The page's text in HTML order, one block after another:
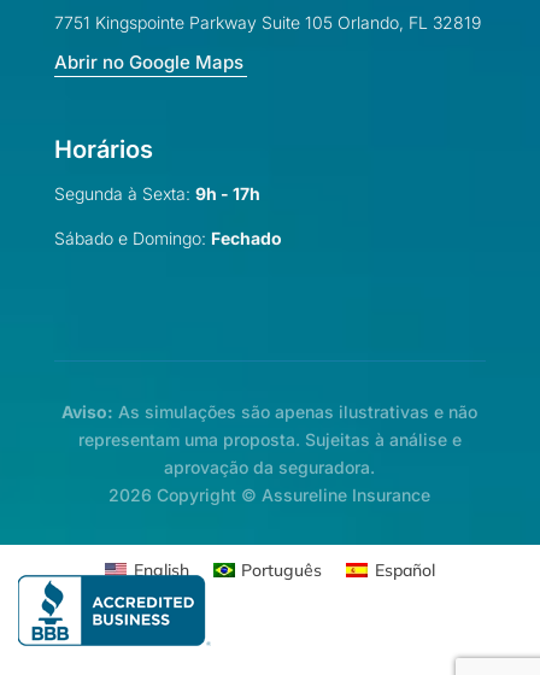
7751 Kingspointe Parkway Suite 105 Orlando, FL 32819
Abrir no Google Maps
Horários
Segunda à Sexta: 9h - 17h
Sábado e Domingo: Fechado
Aviso: As simulações são apenas ilustrativas e não
representam uma proposta. Sujeitas à análise e
aprovação da seguradora.
2026 Copyright © Assureline Insurance
English Português Español